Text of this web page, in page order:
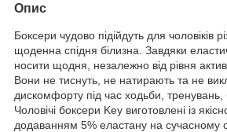
Опис
Боксери чудово підійдуть для чоловіків
щоденна спідня білизна. Завдяки
носити щодня, незалежно від рівня
Вони не тиснуть, не натирають та не
дискомфорту під час ходьби, тренувань,
Чоловічі боксери Key виготовлені із
додаванням 5% еластану на сучасному